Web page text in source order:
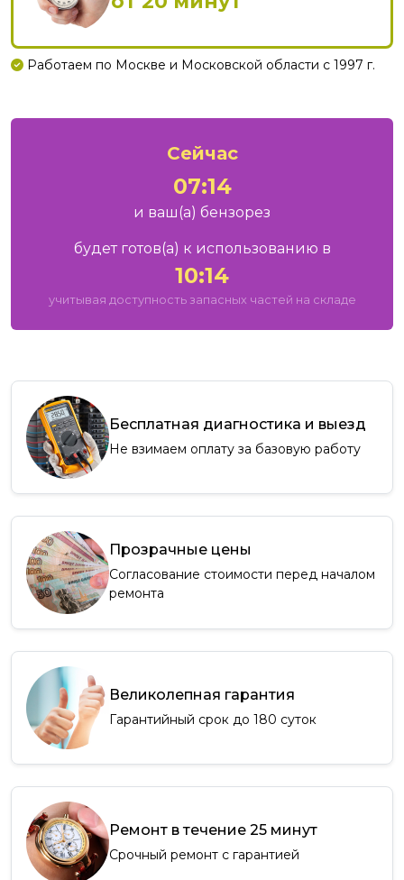
Работаем по Москве и Московской области с 1997 г.
Сейчас
07:14
и ваш(а) бензорез
будет готов(а) к использованию в
10:14
учитывая доступность запасных частей на складе
Бесплатная диагностика и выезд
Не взимаем оплату за базовую работу
Прозрачные цены
Согласование стоимости перед началом
ремонта
Великолепная гарантия
Гарантийный срок до 180 суток
Ремонт в течение 25 минут
Срочный ремонт с гарантией